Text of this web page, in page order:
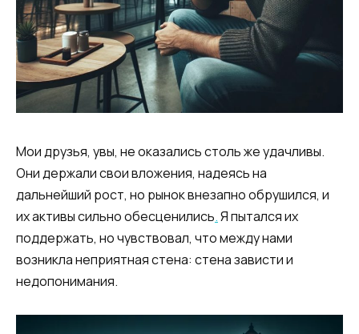
Мои друзья, увы, не оказались столь же удачливы.
Они держали свои вложения, надеясь на
дальнейший рост, но рынок внезапно обрушился, и
их активы сильно обесценились.Я пытался их
поддержать, но чувствовал, что между нами
возникла неприятная стена: стена зависти и
недопонимания.